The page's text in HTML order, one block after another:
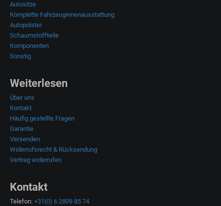
Autositze
Komplette Fahrzeuginnenausstattung
Autopolster
Schaumstoffteile
Komponenten
Sonstig
Weiterlesen
Über uns
Kontakt
Häufig gestellte Fragen
Garantie
Versenden
Widerrufsrecht & Rücksendung
Vertrag widerrufen
Kontakt
Telefon: +31(0) 6 2809 85 74